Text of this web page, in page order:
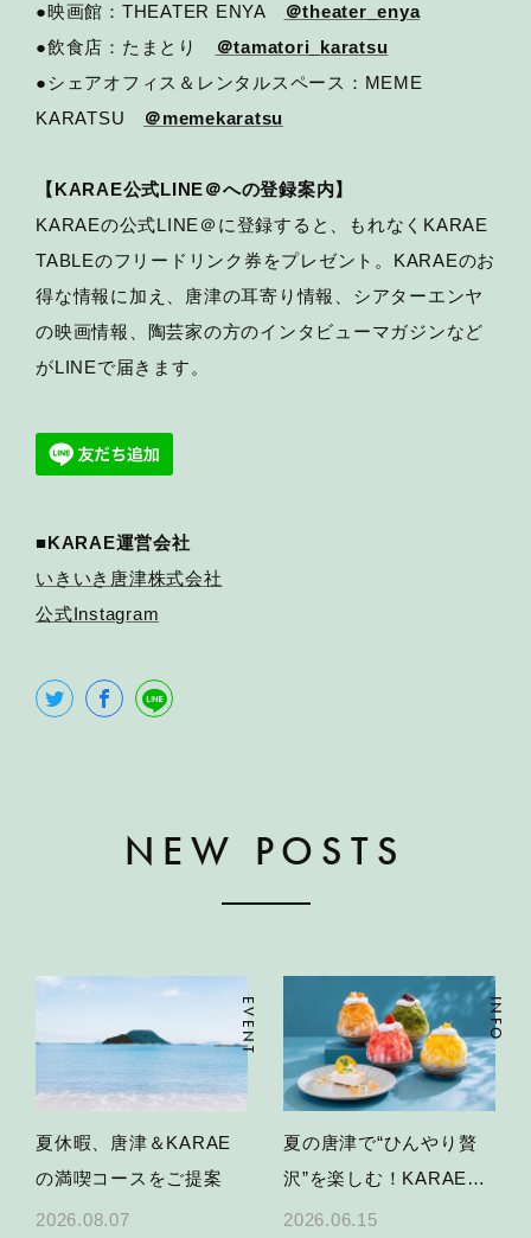
●映画館：THEATER ENYA
＠theater_enya
●飲食店：たまとり
＠tamatori_karatsu
●シェアオフィス＆レンタルスペース：MEME
KARATSU
＠memekaratsu
【KARAE公式LINE＠への登録案内】
KARAEの公式LINE＠に登録すると、もれなくKARAE
TABLEのフリードリンク券をプレゼント。KARAEのお
得な情報に加え、唐津の耳寄り情報、シアターエンヤ
の映画情報、陶芸家の方のインタビューマガジンなど
がLINEで届きます。
■KARAE運営会社
いきいき唐津株式会社
公式Instagram
NEW POSTS
夏休暇、唐津＆KARAE
の満喫コースをご提案
2026.08.07
EVENT
夏の唐津で“ひんやり贅
沢”を楽しむ！KARAE
TABLEかき氷＆限定スイ
2026.06.15
INFO